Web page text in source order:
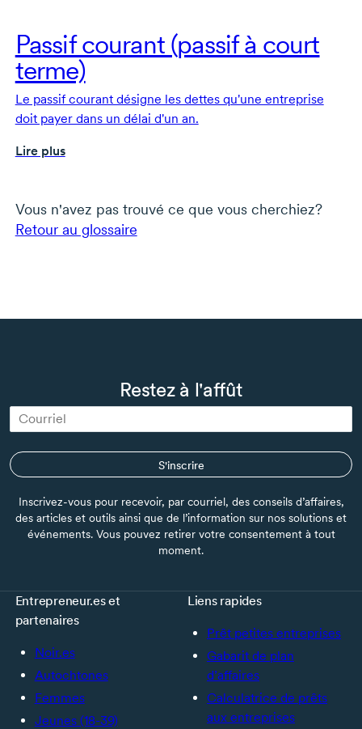
Passif courant (passif à court
terme)
Le passif courant désigne les dettes qu'une entreprise
doit payer dans un délai d'un an.
Lire plus
Vous n'avez pas trouvé ce que vous cherchiez?
Retour au glossaire
Restez à l'affût
S'inscrire
Inscrivez-vous pour recevoir, par courriel, des conseils d’affaires,
des articles et outils ainsi que de l’information sur nos solutions et
événements. Vous pouvez retirer votre consentement à tout
moment.
Entrepreneur.es et
partenaires
Noir.es
Autochtones
Femmes
Jeunes (18-39)
Liens rapides
Prêt petites entreprises
Gabarit de plan
d’affaires
Calculatrice de prêts
aux entreprises